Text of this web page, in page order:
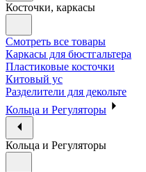
Косточки, каркасы
Смотреть все товары
Каркасы для бюстгальтера
Пластиковые косточки
Китовый ус
Разделители для декольте
Кольца и Регуляторы
Кольца и Регуляторы